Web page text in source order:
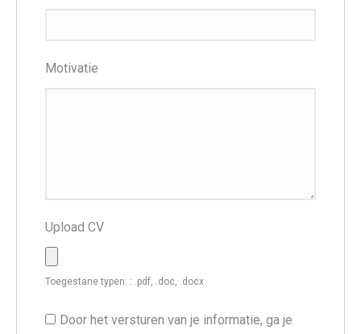
Motivatie
Upload CV
Toegestane typen: : .pdf, .doc, .docx
Door het versturen van je informatie, ga je